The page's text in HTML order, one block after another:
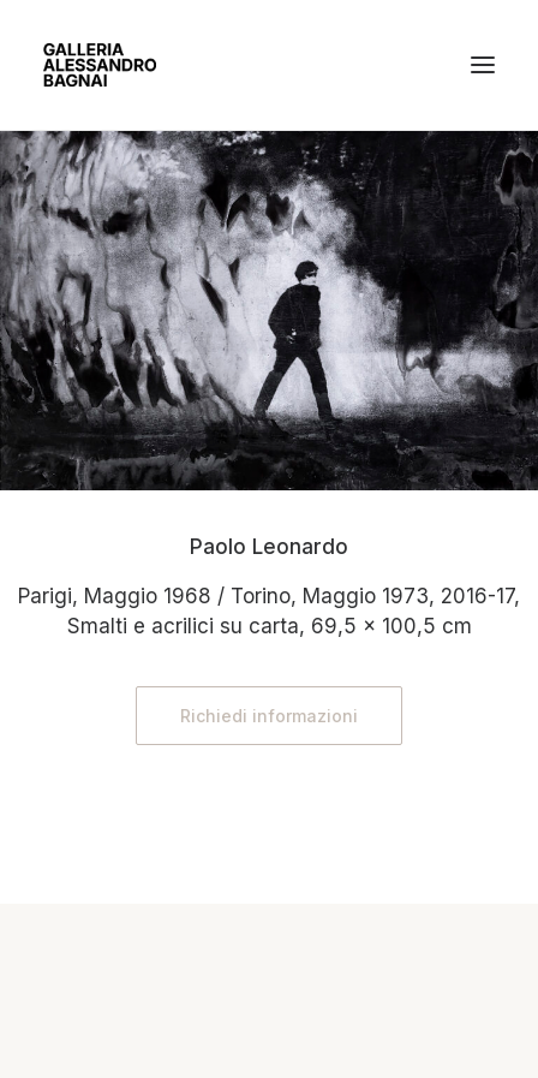
ARTISTI
MOSTRE
GALLERIA
BACHECA
CONTATTI
Paolo Leonardo
Parigi, Maggio 1968 / Torino, Maggio 1973, 2016-17,
Smalti e acrilici su carta, 69,5 x 100,5 cm
Richiedi informazioni